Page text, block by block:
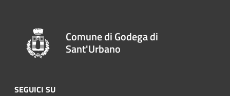
Comune di Godega di
Sant'Urbano
SEGUICI SU